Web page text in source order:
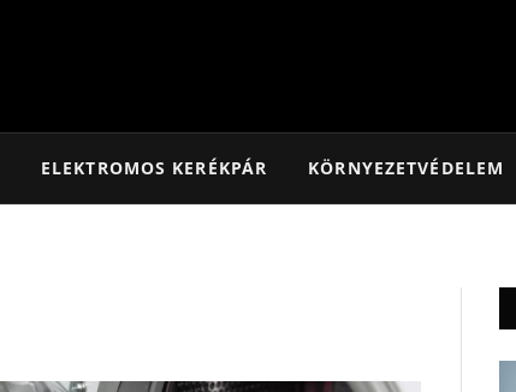
ELEKTROMOS KERÉKPÁR KÖRNYEZETVÉDELEM